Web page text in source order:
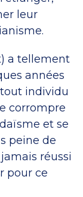
leur
a tellement
années
individu
corrompre
et se
peine de
réussi
pour ce